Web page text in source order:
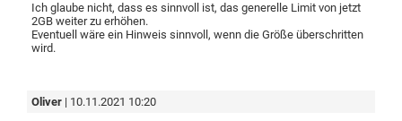
Ich glaube nicht, dass es sinnvoll ist, das generelle Limit von jetzt
2GB weiter zu erhöhen.
Eventuell wäre ein Hinweis sinnvoll, wenn die Größe überschritten
wird.
Oliver | 10.11.2021 10:20